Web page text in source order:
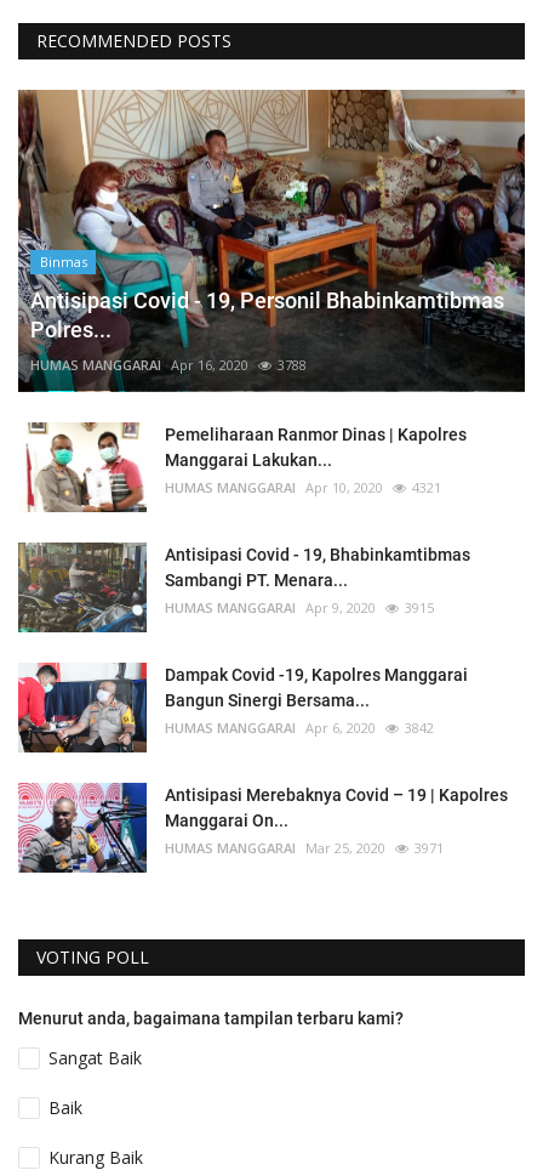
RECOMMENDED POSTS
Binmas
Antisipasi Covid - 19, Personil Bhabinkamtibmas
Polres...
HUMAS MANGGARAI Apr 16, 2020 3788
Pemeliharaan Ranmor Dinas | Kapolres
Manggarai Lakukan...
HUMAS MANGGARAI Apr 10, 2020 4321
Antisipasi Covid - 19, Bhabinkamtibmas
Sambangi PT. Menara...
HUMAS MANGGARAI Apr 9, 2020 3915
Dampak Covid -19, Kapolres Manggarai
Bangun Sinergi Bersama...
HUMAS MANGGARAI Apr 6, 2020 3842
Antisipasi Merebaknya Covid – 19 | Kapolres
Manggarai On...
HUMAS MANGGARAI Mar 25, 2020 3971
VOTING POLL
Menurut anda, bagaimana tampilan terbaru kami?
Sangat Baik
Baik
Kurang Baik